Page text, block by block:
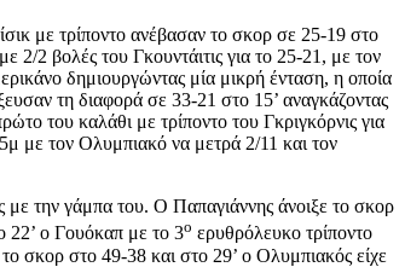
με τρίποντο ανέβασαν το σκορ σε 25-19 στο
2/2 βολές του Γκουντάιτις για το 25-21, με τον
δημιουργώντας μία μικρή ένταση, η οποία
τη διαφορά σε 33-21 στο 15’ αναγκάζοντας
του καλάθι με τρίποντο του Γκριγκόρνις για
με τον Ολυμπιακό να μετρά 2/11 και τον
την γάμπα του. Ο Παπαγιάννης άνοιξε το σκορ
22’ ο Γουόκαπ με το 3ο ερυθρόλευκο τρίποντο
σκορ στο 49-38 και στο 29’ ο Ολυμπιακός είχε